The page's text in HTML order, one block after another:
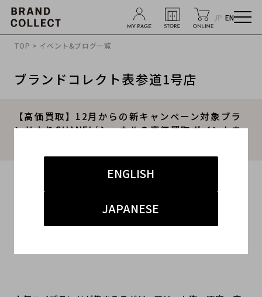
JP EN
ENGLISH
JAPANESE
TOP > イベント&ブログ一覧
ブランドコレクト表参道1号店
【高価買取】12月からの新キャンペーン対象ブラ
ンドよりCHANEL/シャネルの高価買取ポイントを
#表参道1号店 ハイブランド